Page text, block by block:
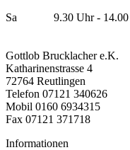
Sa 9.30 Uhr - 14.00
Gottlob Brucklacher e.K.
Katharinenstrasse 4
72764 Reutlingen
Telefon 07121 340626
Mobil 0160 6934315
Fax 07121 371718
Informationen